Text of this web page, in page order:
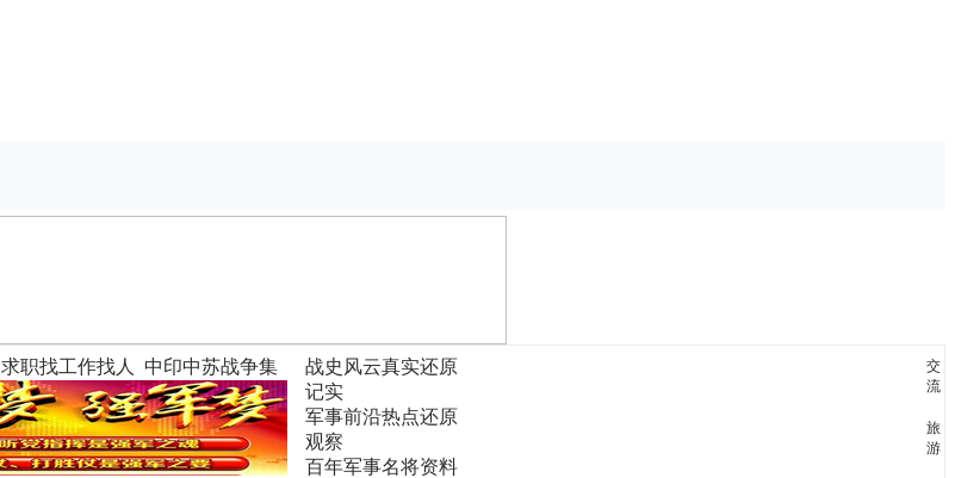
求职找工作找人
才
中印中苏战争集
锦
交
流
旅
游
战史风云真实还原
记实
军事前沿热点还原
观察
百年军事名将资料